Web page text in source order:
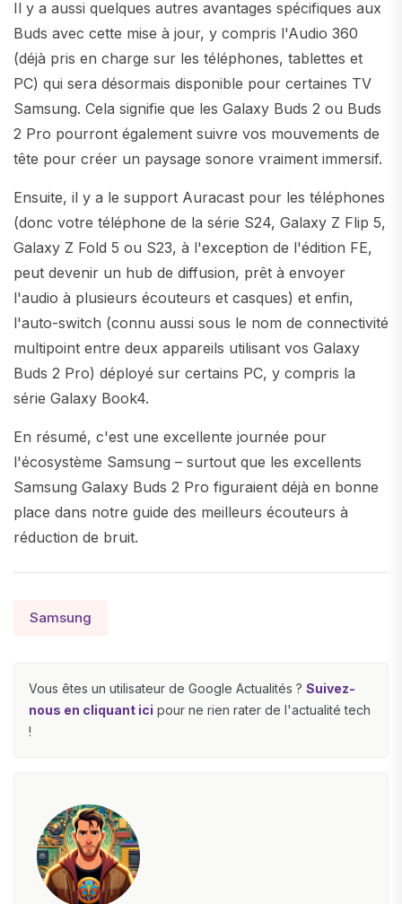
Il y a aussi quelques autres avantages spécifiques aux
Buds avec cette mise à jour, y compris l'Audio 360
(déjà pris en charge sur les téléphones, tablettes et
PC) qui sera désormais disponible pour certaines TV
Samsung. Cela signifie que les Galaxy Buds 2 ou Buds
2 Pro pourront également suivre vos mouvements de
tête pour créer un paysage sonore vraiment immersif.
Ensuite, il y a le support Auracast pour les téléphones
(donc votre téléphone de la série S24, Galaxy Z Flip 5,
Galaxy Z Fold 5 ou S23, à l'exception de l'édition FE,
peut devenir un hub de diffusion, prêt à envoyer
l'audio à plusieurs écouteurs et casques) et enfin,
l'auto-switch (connu aussi sous le nom de connectivité
multipoint entre deux appareils utilisant vos Galaxy
Buds 2 Pro) déployé sur certains PC, y compris la
série Galaxy Book4.
En résumé, c'est une excellente journée pour
l'écosystème Samsung – surtout que les excellents
Samsung Galaxy Buds 2 Pro figuraient déjà en bonne
place dans notre guide des meilleurs écouteurs à
réduction de bruit.
Samsung
Vous êtes un utilisateur de Google Actualités ? Suivez-
nous en cliquant ici pour ne rien rater de l'actualité tech
!